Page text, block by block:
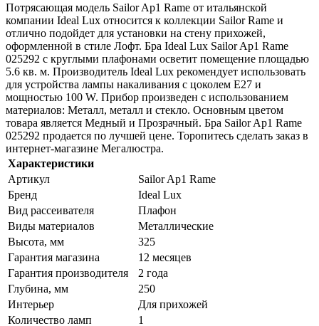
Потрясающая модель Sailor Ap1 Rame от итальянской
компании Ideal Lux относится к коллекции Sailor Rame и
отлично подойдет для установки на стену прихожей,
оформленной в стиле Лофт. Бра Ideal Lux Sailor Ap1 Rame
025292 с круглыми плафонами осветит помещение площадью
5.6 кв. м. Производитель Ideal Lux рекомендует использовать
для устройства лампы накаливания с цоколем E27 и
мощностью 100 W. Прибор произведен с использованием
материалов: Металл, металл и стекло. Основным цветом
товара является Медный и Прозрачный. Бра Sailor Ap1 Rame
025292 продается по лучшей цене. Торопитесь сделать заказ в
интернет-магазине Мегалюстра.
Характеристики
Артикул
Sailor Ap1 Rame
Бренд
Ideal Lux
Вид рассеивателя
Плафон
Виды материалов
Металлические
Высота, мм
325
Гарантия магазина
12 месяцев
Гарантия производителя
2 года
Глубина, мм
250
Интерьер
Для прихожей
Количество ламп
1